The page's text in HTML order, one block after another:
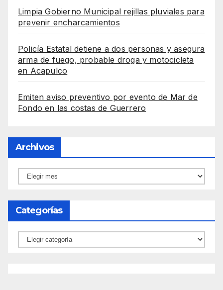
Limpia Gobierno Municipal rejillas pluviales para
prevenir encharcamientos
Policía Estatal detiene a dos personas y asegura
arma de fuego, probable droga y motocicleta
en Acapulco
Emiten aviso preventivo por evento de Mar de
Fondo en las costas de Guerrero
Archivos
Archivos
Categorías
Categorías